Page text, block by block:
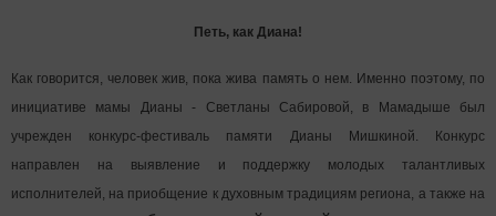
Петь, как Диана!
Как говорится, человек жив, пока жива память о нем. Именно поэтому, по
инициативе мамы Дианы - Светланы Сабировой, в Мамадыше был
учрежден конкурс-фестиваль памяти Дианы Мишкиной. Конкурс
направлен на выявление и поддержку молодых талантливых
исполнителей, на приобщение к духовным традициям региона, а также на